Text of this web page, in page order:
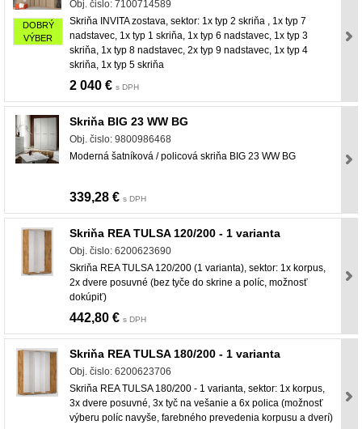
DOBRÝ
VÝBER
Obj. čislo: 7100714589
Skriňa INVITA zostava, sektor: 1x typ 2 skriňa , 1x typ 7
nadstavec, 1x typ 1 skriňa, 1x typ 6 nadstavec, 1x typ 3
skriňa, 1x typ 8 nadstavec, 2x typ 9 nadstavec, 1x typ 4
skriňa, 1x typ 5 skriňa
2 040 € s DPH
Skriňa BIG 23 WW BG
Obj. čislo: 9800986468
Moderná šatníková / policová skriňa BIG 23 WW BG
339,28 € s DPH
Skriňa REA TULSA 120/200 - 1 varianta
Obj. čislo: 6200623690
Skriňa REA TULSA 120/200 (1 varianta), sektor: 1x korpus,
2x dvere posuvné (bez tyče do skrine a políc, možnosť
dokúpiť)
442,80 € s DPH
Skriňa REA TULSA 180/200 - 1 varianta
Obj. čislo: 6200623706
Skriňa REA TULSA 180/200 - 1 varianta, sektor: 1x korpus,
3x dvere posuvné, 3x tyč na vešanie a 6x polica (možnosť
výberu políc navyše, farebného prevedenia korpusu a dverí)